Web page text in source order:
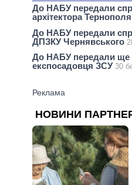
До НАБУ передали
архітектора Тернополя
До НАБУ передали
ДПЗКУ Чернявського
До НАБУ передали ще
експосадовця ЗСУ 30